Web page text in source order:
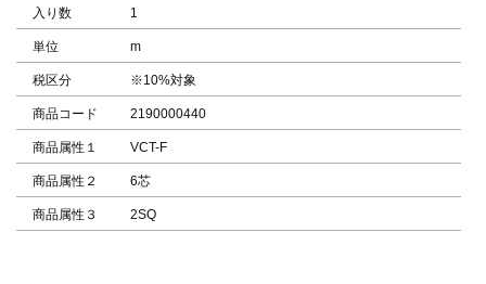
入り数 1
単位 m
税区分 ※10%対象
商品コード 2190000440
商品属性１ VCT-F
商品属性２ 6芯
商品属性３ 2SQ